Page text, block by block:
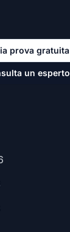
prova gratuita
un esperto